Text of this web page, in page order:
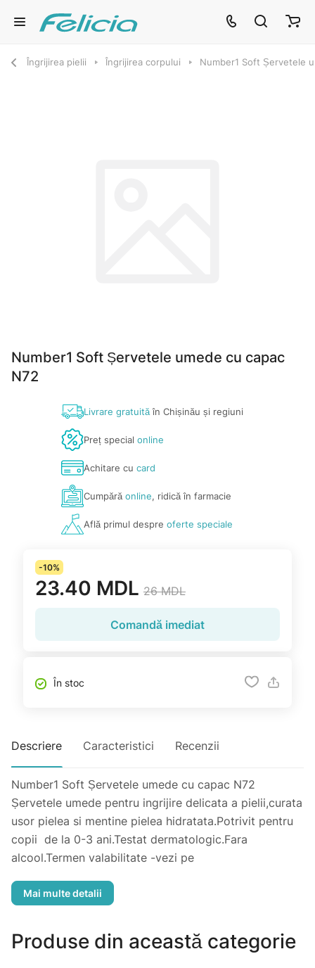
Îngrijirea pielii Îngrijirea corpului Number1 Soft Șervetele
Number1 Soft Șervetele umede cu capac
N72
Livrare gratuităîn Chișinău și regiuni
Preț special online
Achitare cu card
Cumpărăonline, ridică în farmacie
Află primul despre oferte speciale
-10%
23.40 MDL 26 MDL
Comandă imediat
În stoc
Descriere Caracteristici Recenzii
Number1 Soft Șervetele umede cu capac N72
Șervetele umede pentru ingrijire delicata a pielii,curata
usor pielea si mentine pielea hidratata.Potrivit pentru
copii de la 0-3 ani.Testat dermatologic.Fara
alcool.Termen valabilitate -vezi pe
Importator: "Rihpangalfarma" SRL, str. N.Milescu
Produse din această categorie